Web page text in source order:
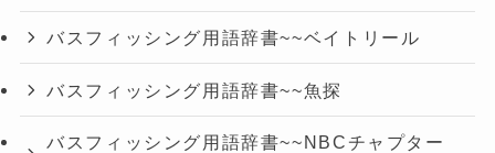
バスフィッシング用語辞書~~ベイトリール
バスフィッシング用語辞書~~魚探
バスフィッシング用語辞書~~NBCチャプター